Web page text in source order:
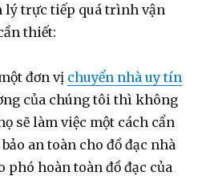
lý trực tiếp quá trình vận
thiết:
đơn vị chuyển nhà uy tín
của chúng tôi thì không
sẽ làm việc một cách cẩn
an toàn cho đồ đạc nhà
phó hoàn toàn đồ đạc của